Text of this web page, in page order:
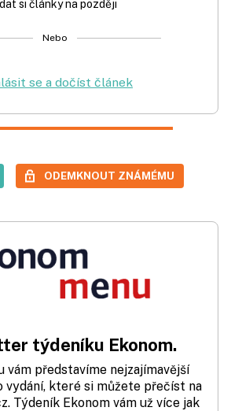
si články na později
Nebo
se a dočíst článek
ODEMKNOUT ZNÁMÉMU
týdeníku Ekonom.
vám představíme nejzajímavější
vydání, které si můžete přečíst na
Týdeník Ekonom vám už více jak